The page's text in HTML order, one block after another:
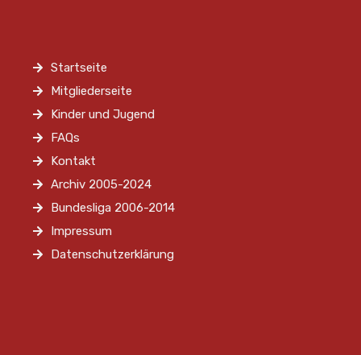
Startseite
Mitgliederseite
Kinder und Jugend
FAQs
Kontakt
Archiv 2005-2024
Bundesliga 2006-2014
Impressum
Datenschutzerklärung